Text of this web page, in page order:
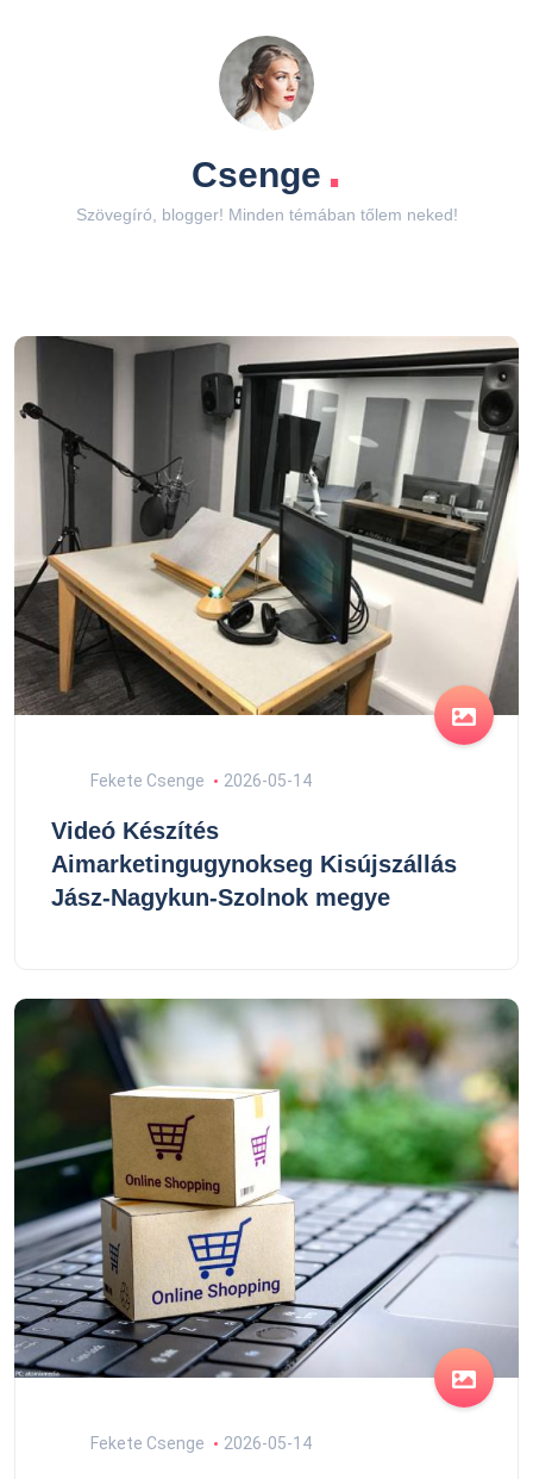
Csenge .
Szövegíró, blogger! Minden témában tőlem neked!
Fekete Csenge 2026-05-14
Videó Készítés
Aimarketingugynokseg Kisújszállás
Jász-Nagykun-Szolnok megye
Fekete Csenge 2026-05-14